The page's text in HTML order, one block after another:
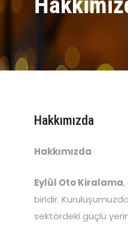
Hakkımızda
Hakkımızda
Eylül Oto Kiralama,
biridir.
sektördeki güçlü